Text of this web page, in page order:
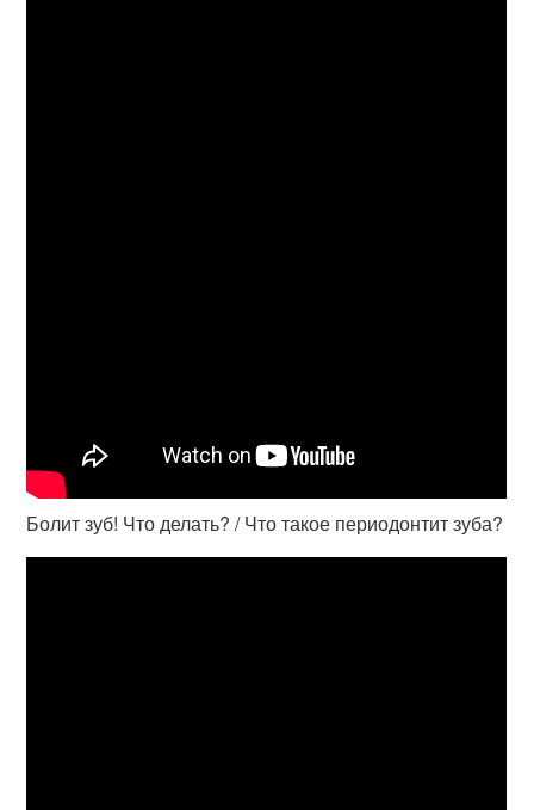
Болит зуб! Что делать? / Что такое периодонтит зуба?